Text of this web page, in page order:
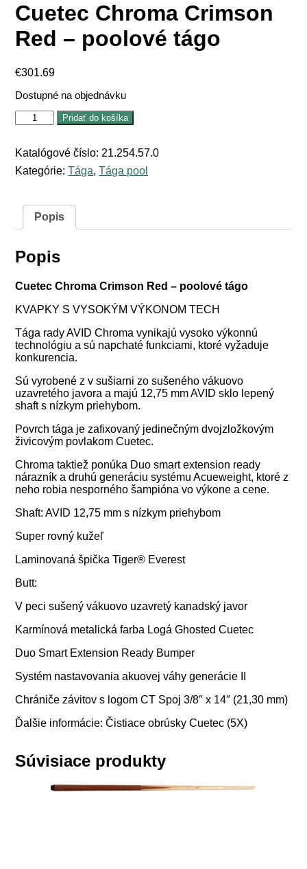
Cuetec Chroma Crimson
Red – poolové tágo
€301.69
Dostupné na objednávku
množstvo
Cuetec
Crimson
Red
-
tágo
Pridať do košíka
Katalógové číslo:21.254.57.0
Kategórie:Tága,Tága pool
Popis
Popis
Cuetec Chroma Crimson Red – poolové tágo
KVAPKY S VYSOKÝM VÝKONOM TECH
Tága rady AVID Chroma vynikajú vysoko výkonnú
technológiu a sú napchaté funkciami, ktoré vyžaduje
konkurencia.
Sú vyrobené z v sušiarni zo sušeného vákuovo
uzavretého javora a majú 12,75 mm AVID sklo lepený
shaft s nízkym priehybom.
Povrch tága je zafixovaný jedinečným dvojzložkovým
živicovým povlakom Cuetec.
Chroma taktiež ponúka Duo smart extension ready
nárazník a druhú generáciu systému Acueweight, ktoré z
neho robia nesporného šampióna vo výkone a cene.
Shaft: AVID 12,75 mm s nízkym priehybom
Super rovný kužeľ
Laminovaná špička Tiger® Everest
Butt:
V peci sušený vákuovo uzavretý kanadský javor
Karmínová metalická farba Logá Ghosted Cuetec
Duo Smart Extension Ready Bumper
Systém nastavovania akuovej váhy generácie II
Chrániče závitov s logom CT Spoj 3/8″ x 14″ (21,30 mm)
Ďalšie informácie: Čistiace obrúsky Cuetec (5X)
Súvisiace produkty